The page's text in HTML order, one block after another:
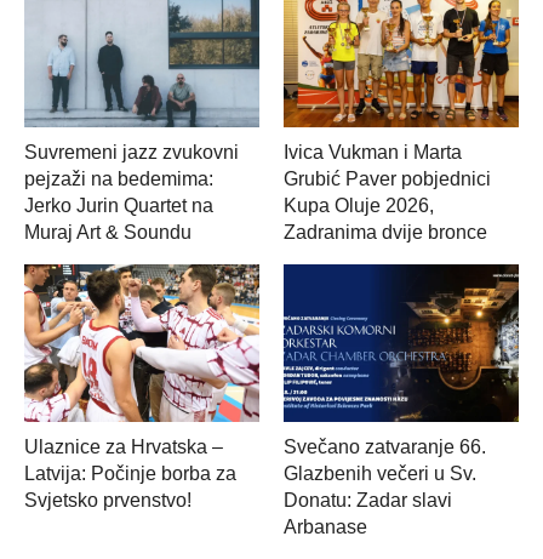
Suvremeni jazz zvukovni
pejzaži na bedemima:
Jerko Jurin Quartet na
Muraj Art & Soundu
Ivica Vukman i Marta
Grubić Paver pobjednici
Kupa Oluje 2026,
Zadranima dvije bronce
Ulaznice za Hrvatska –
Latvija: Počinje borba za
Svjetsko prvenstvo!
Svečano zatvaranje 66.
Glazbenih večeri u Sv.
Donatu: Zadar slavi
Arbanase